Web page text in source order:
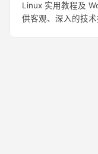
Linux 实用教程及
供客观、深入的技术